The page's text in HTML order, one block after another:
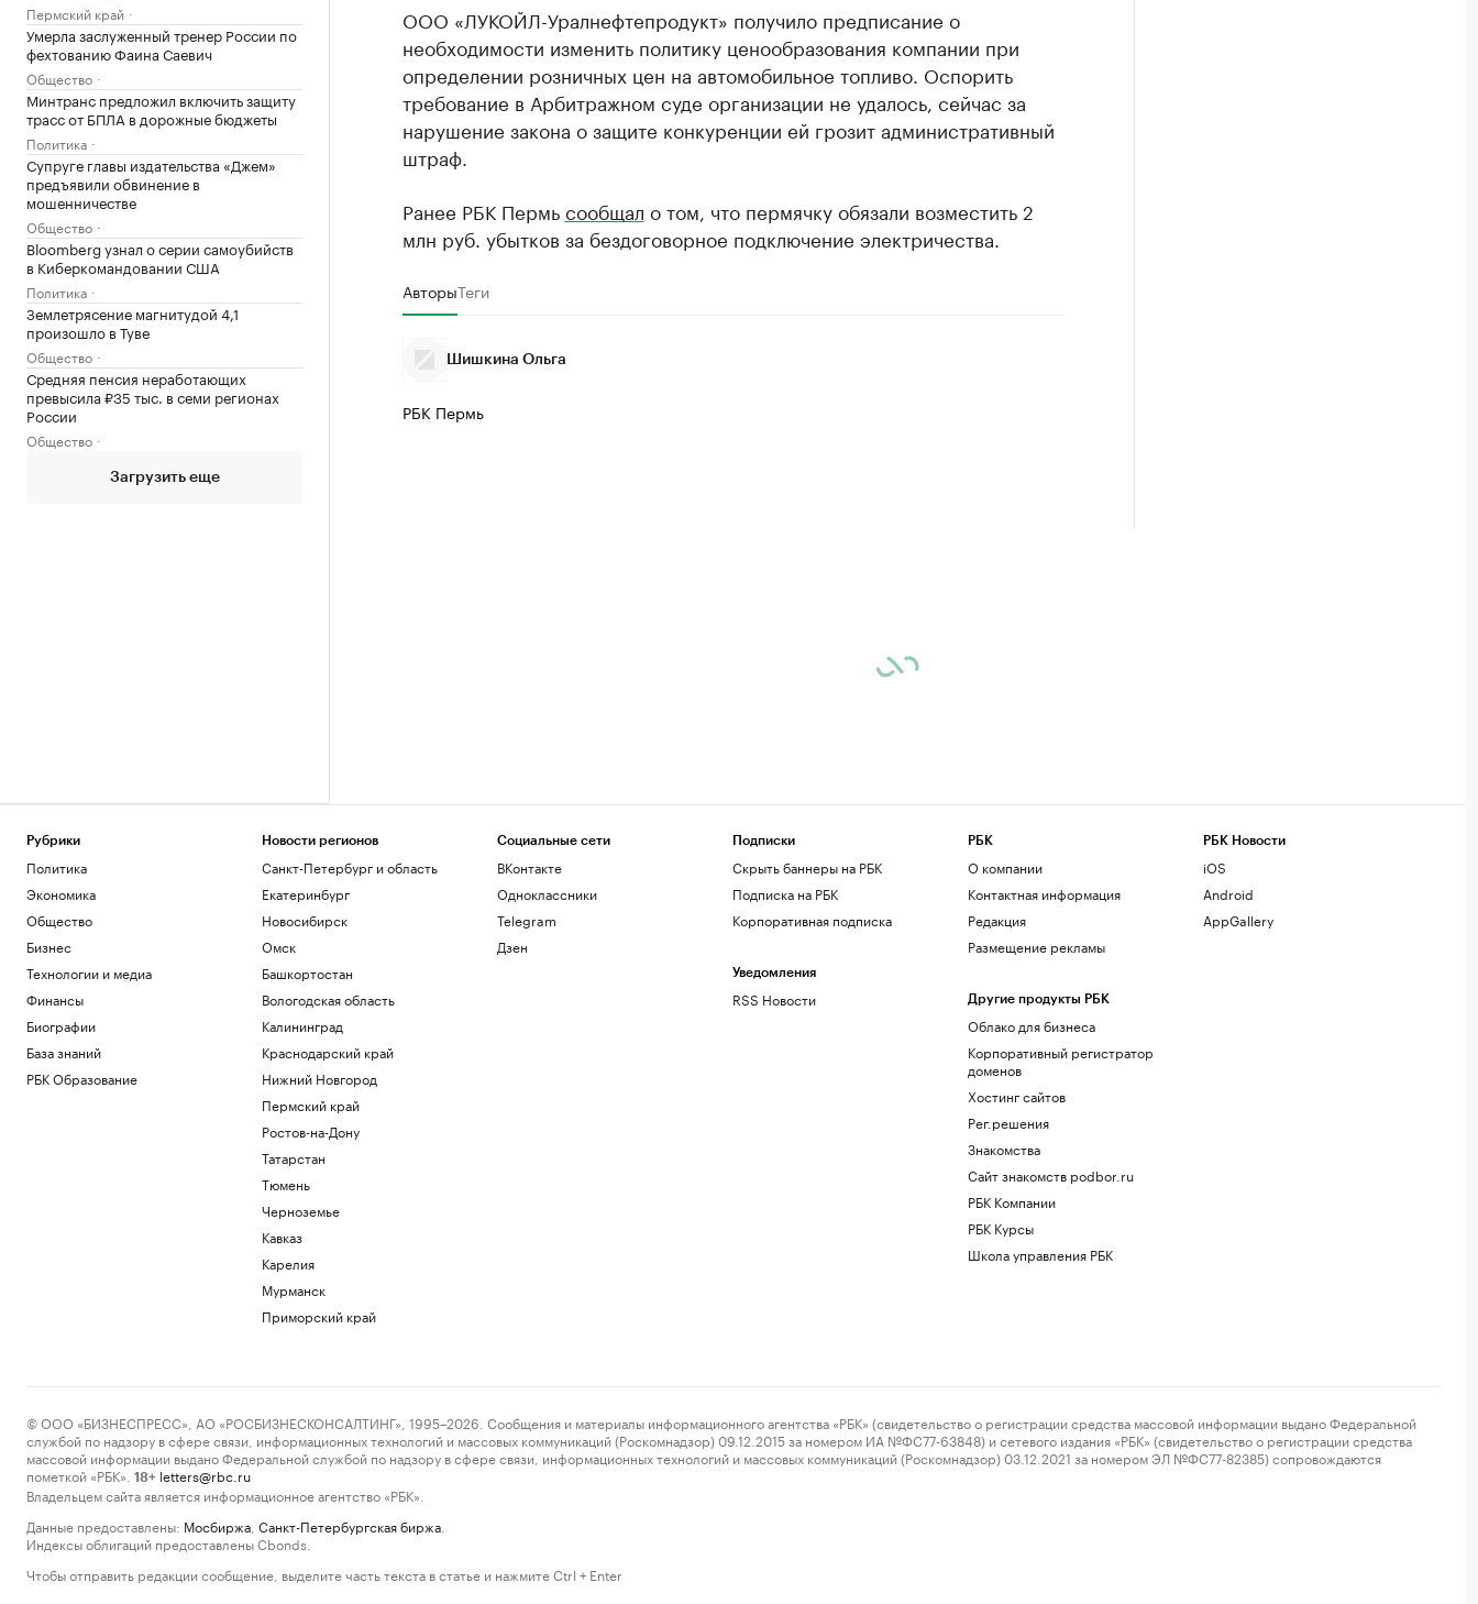
Пермский край
Умерла заслуженный тренер России по
фехтованию Фаина Саевич
Общество
Минтранс предложил включить защиту
трасс от БПЛА в дорожные бюджеты
Политика
Супруге главы издательства «Джем»
предъявили обвинение в
мошенничестве
Общество
Bloomberg узнал о серии самоубийств
в Киберкомандовании США
Политика
Землетрясение магнитудой 4,1
произошло в Туве
Общество
Средняя пенсия неработающих
превысила ₽35 тыс. в семи регионах
России
Общество
Загрузить еще
ООО «ЛУКОЙЛ-Уралнефтепродукт» получило предписание о
необходимости изменить политику ценообразования компании при
определении розничных цен на автомобильное топливо. Оспорить
требование в Арбитражном суде организации не удалось, сейчас за
нарушение закона о защите конкуренции ей грозит административный
штраф.
Ранее РБК Пермьсообщал о том, что пермячку обязали возместить 2
млн руб. убытков за бездоговорное подключение электричества.
АвторыТеги
Шишкина Ольга
РБК Пермь
Рубрики
Политика
Экономика
Общество
Бизнес
Технологии и медиа
Финансы
Биографии
База знаний
РБК Образование
Новости регионов
Санкт-Петербург и область
Екатеринбург
Новосибирск
Омск
Башкортостан
Вологодская область
Калининград
Краснодарский край
Нижний Новгород
Пермский край
Ростов-на-Дону
Татарстан
Тюмень
Черноземье
Кавказ
Карелия
Мурманск
Приморский край
Социальные сети
ВКонтакте
Одноклассники
Telegram
Дзен
Подписки
Скрыть баннеры на РБК
Подписка на РБК
Корпоративная подписка
Уведомления
RSS Новости
РБК
О компании
Контактная информация
Редакция
Размещение рекламы
Другие продукты РБК
Облако для бизнеса
Корпоративный регистратор
доменов
Хостинг сайтов
Рег.решения
Знакомства
Сайт знакомств podbor.ru
РБК Компании
РБК Курсы
Школа управления РБК
РБК Новости
iOS
Android
AppGallery
© ООО «БИЗНЕСПРЕСС», АО «РОСБИЗНЕСКОНСАЛТИНГ», 1995–2026. Сообщения и материалы информационного агентства «РБК» (свидетельство о регистрации средства массовой информации выдано Федеральной
службой по надзору в сфере связи, информационных технологий и массовых коммуникаций (Роскомнадзор) 09.12.2015 за номером ИА №ФС77-63848) и сетевого издания «РБК» (свидетельство о регистрации средства
массовой информации выдано Федеральной службой по надзору в сфере связи, информационных технологий и массовых коммуникаций (Роскомнадзор) 03.12.2021 за номером ЭЛ №ФС77-82385) сопровождаются
пометкой «РБК».
18+ letters@rbc.ru
Владельцем сайта является информационное агентство «РБК».
Данные предоставлены: Мосбиржа Санкт-Петербургская биржа
Индексы облигаций предоставлены Cbonds.
Чтобы отправить редакции сообщение, выделите часть текста в статье и нажмите Ctrl + Enter